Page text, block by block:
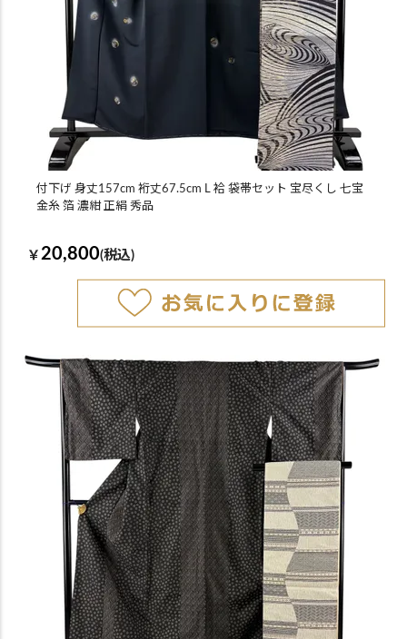
付下げ 身丈157cm 裄丈67.5cm L 袷 袋帯セット 宝尽くし 七宝
金糸 箔 濃紺 正絹 秀品
￥ 20,800(税込)